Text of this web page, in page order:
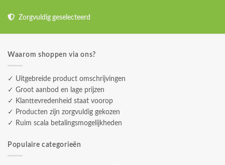
Zorgvuldig geselecteerd
Waarom shoppen via ons?
✓ Uitgebreide product omschrijvingen
✓ Groot aanbod en lage prijzen
✓ Klanttevredenheid staat voorop
✓ Producten zijn zorgvuldig gekozen
✓ Ruim scala betalingsmogelijkheden
Populaire categorieën